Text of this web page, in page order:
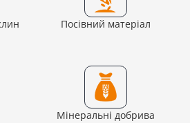
Посівний матеріал
Мінеральні добрива